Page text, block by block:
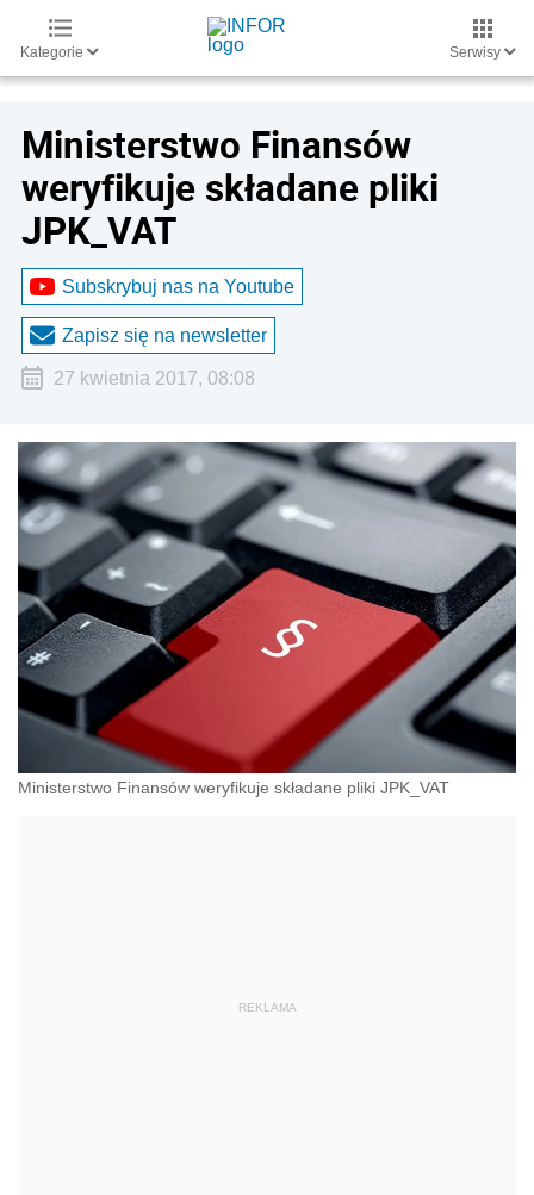
Kategorie Serwisy
Ministerstwo Finansów
weryfikuje składane pliki
JPK_VAT
Subskrybuj nas na Youtube
Zapisz się na newsletter
27 kwietnia 2017, 08:08
Ministerstwo Finansów weryfikuje składane pliki JPK_VAT